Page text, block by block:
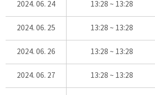
2024. 06. 24 13:28 ~ 13:28
2024. 06. 25 13:28 ~ 13:28
2024. 06. 26 13:28 ~ 13:28
2024. 06. 27 13:28 ~ 13:28